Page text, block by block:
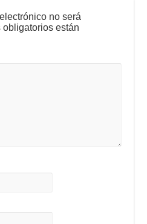
no será
obligatorios están